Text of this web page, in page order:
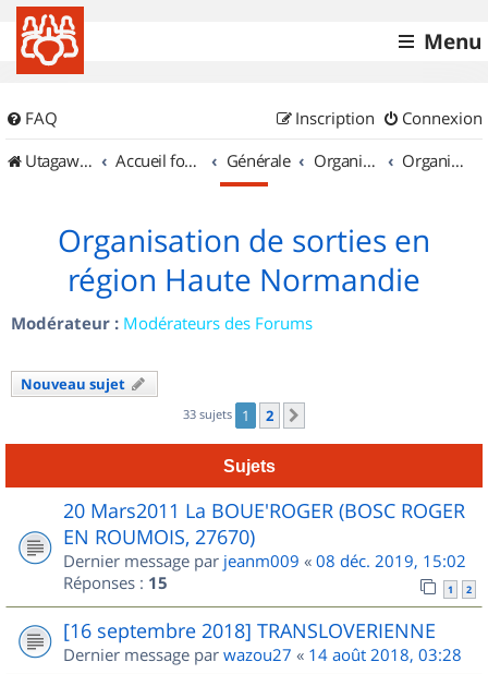
Menu
FAQ Connexion
Inscription
UtagawaVTT (Randos VTT et VTTAE avec traces GPS)
Accueil forum Générale Organisation de sorties & Recherche de partenaires Organisation de sorties en région Haute Normandie
Organisation de sorties en
région Haute Normandie
Modérateur : Modérateurs des Forums
Nouveau sujet
33 sujets 1 2
Sujets
20 Mars2011 La BOUE'ROGER (BOSC ROGER
EN ROUMOIS, 27670)
Dernier message par jeanm009 « 08 déc. 2019, 15:02
Réponses : 15 1 2
[16 septembre 2018] TRANSLOVERIENNE
Dernier message par wazou27 « 14 août 2018, 03:28